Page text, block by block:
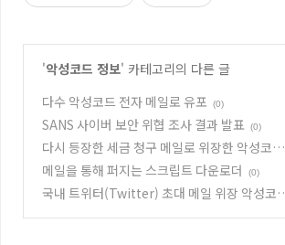
'악성코드 정보' 카테고리의 다른 글
다수 악성코드 전자 메일로 유포
(0)
SANS 사이버 보안 위협 조사 결과 발표 (0)
다시 등장한 세금 청구 메일로 위장한 악성코드
(0)
메일을 통해 퍼지는 스크립트 다운로더 (0)
국내 트위터(Twitter) 초대 메일 위장 악성코